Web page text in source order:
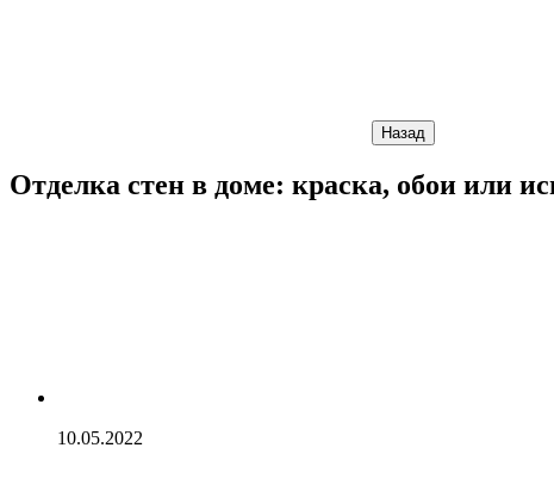
Назад
Отделка стен в доме: краска, обои или
10.05.2022